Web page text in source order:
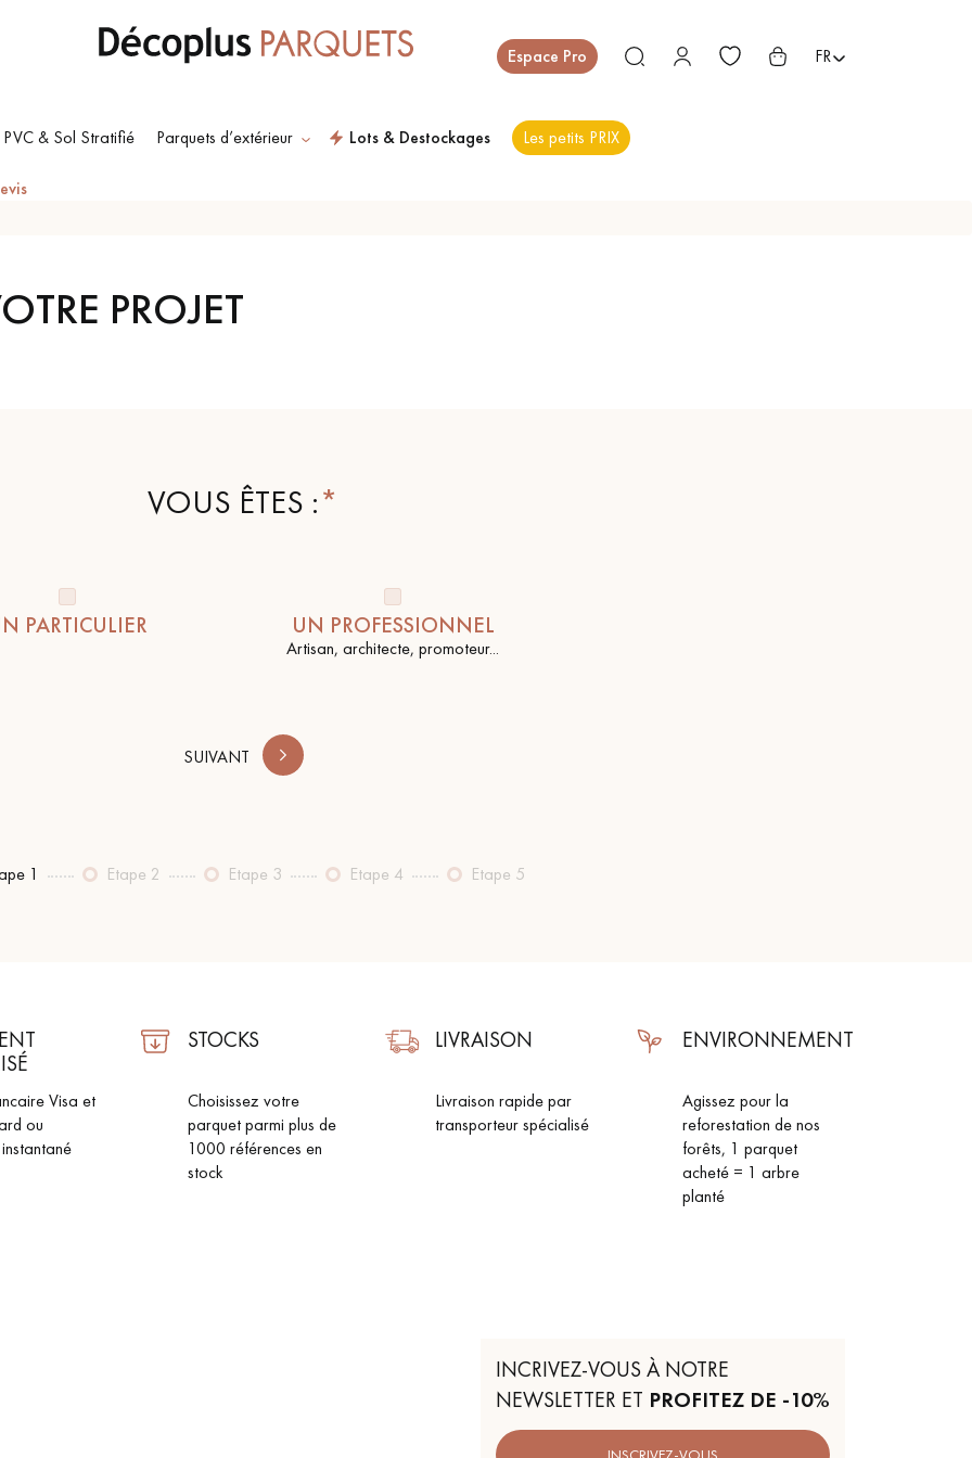
Espace Pro FR
& Sol Stratifié Parquets d’extérieur Lots & Destockages Les petits PRIX
SOL PLAQUÉ BOIS
Nos conseillers sont disponibles au
PROJET
VOUS ÊTES :
PARTICULIER UN PROFESSIONNEL
Artisan, architecte, promoteur...
SUIVANT
1 Etape 2 Etape 3 Etape 4 Etape 5
Visa et
ou
STOCKS
Choisissez votre
parquet parmi plus de
1000 références en
stock
LIVRAISON
Livraison rapide par
transporteur spécialisé
ENVIRONNEMENT
Agissez pour la
reforestation de nos
forêts, 1 parquet
acheté = 1 arbre
planté
INCRIVEZ-VOUS À NOTRE
NEWSLETTER ET PROFITEZ DE -10%